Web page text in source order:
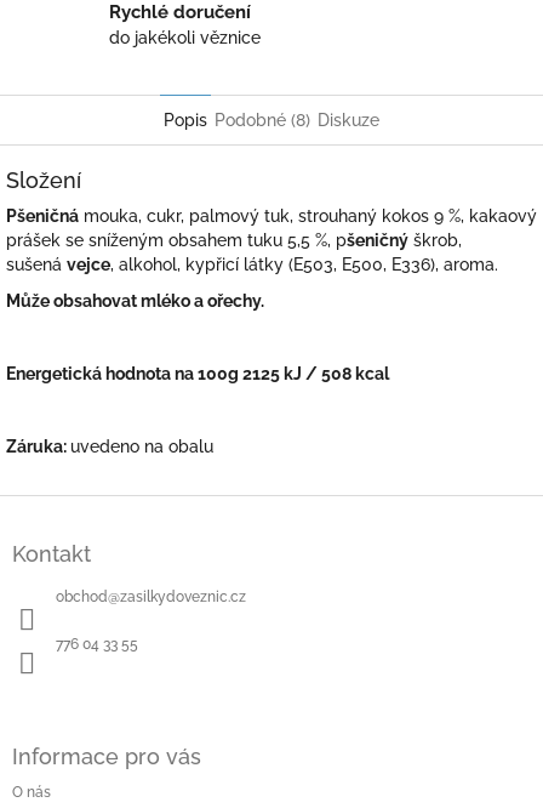
Rychlé doručení
do jakékoli věznice
Popis Podobné (8) Diskuze
Složení
Pšeničná mouka, cukr, palmový tuk, strouhaný kokos 9 %, kakaový
prášek se sníženým obsahem tuku 5,5 %, pšeničný škrob,
sušená vejce, alkohol, kypřicí látky (E503, E500, E336), aroma.
Může obsahovat mléko a ořechy.
Energetická hodnota na 100g 2125 kJ / 508 kcal
Záruka: uvedeno na obalu
Kontakt
obchod@zasilkydoveznic.cz
776 04 33 55
Informace pro vás
O nás